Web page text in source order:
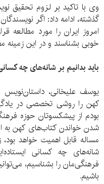
وی با تاکید بر لزوم تحقیق
گذشته، ادامه داد: اگر
خوبی بشناسند و در این زمینه
باید بدانیم بر شانه‌های چه
یوسف علیخانی،
کهن را روشی تخصصی در
بودم از پیشکسوتان حوزه
شدن خواندن کتاب‌های کهن
مساله قابل اهمیت خواهد بود،
شانه‌‌‌‌‌‌‌‌‌‌‌‌‌‌‌های چه کسانی
فرهنگی‌مان را بشناسيم،
باشیم.